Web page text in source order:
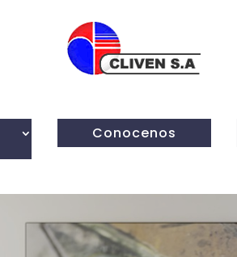
Conocenos